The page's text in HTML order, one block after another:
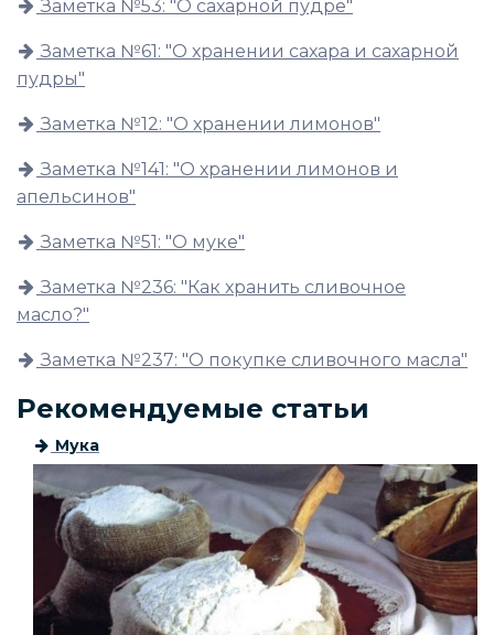
Заметка №53: "О сахарной пудре"
Заметка №61: "О хранении сахара и сахарной
пудры"
Заметка №12: "О хранении лимонов"
Заметка №141: "О хранении лимонов и
апельсинов"
Заметка №51: "О муке"
Заметка №236: "Как хранить сливочное
масло?"
Заметка №237: "О покупке сливочного масла"
Рекомендуемые статьи
Мука